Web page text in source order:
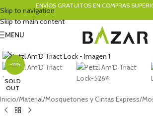
Skip to navigation
Skip to main content
ENVÍOS GRATUITOS EN COMPRAS
MENU
-11%
SOLD
OUT
Inicio/Material/Mosquetones y Cintas Express/